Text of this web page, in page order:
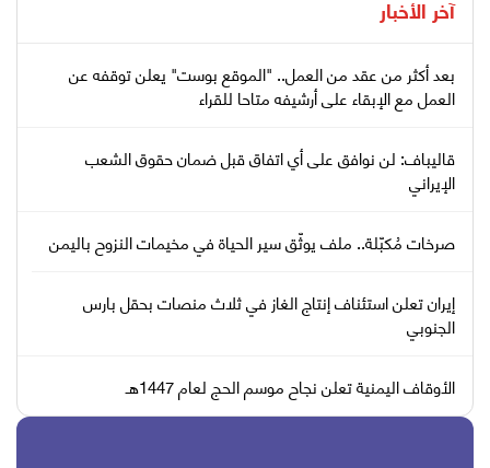
آخر الأخبار
بعد أكثر من عقد من العمل.. "الموقع بوست" يعلن توقفه عن
العمل مع الإبقاء على أرشيفه متاحا للقراء
قاليباف: لن نوافق على أي اتفاق قبل ضمان حقوق الشعب
الإيراني
صرخات مُكبّلة.. ملف يوثّق سير الحياة في مخيمات النزوح باليمن
إيران تعلن استئناف إنتاج الغاز في ثلاث منصات بحقل بارس
الجنوبي
الأوقاف اليمنية تعلن نجاح موسم الحج لعام 1447هـ